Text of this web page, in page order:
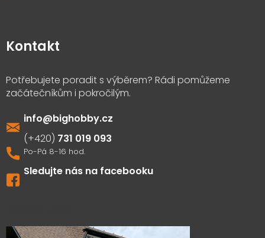
Kontakt
info@bighobby.cz
731 019 093
Sledujte nás na facebooku